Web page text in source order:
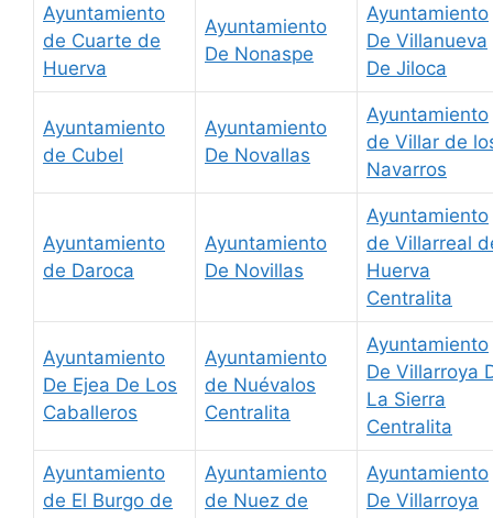
Ayuntamiento
de Cuarte de
Huerva
Ayuntamiento
De Nonaspe
Ayuntamiento
De Villanueva
De Jiloca
Ayuntamiento
de Cubel
Ayuntamiento
De Novallas
Ayuntamiento
de Villar de
Navarros
Ayuntamiento
de Daroca
Ayuntamiento
De Novillas
Ayuntamiento
de Villarreal
Huerva
Centralita
Ayuntamiento
De Ejea De Los
Caballeros
Ayuntamiento
de Nuévalos
Centralita
Ayuntamiento
De Villarroya
La Sierra
Centralita
Ayuntamiento
de El Burgo de
Ayuntamiento
de Nuez de
Ayuntamiento
De Villarroya